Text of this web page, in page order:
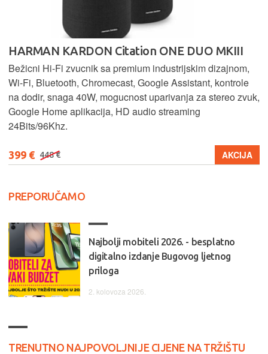
HARMAN KARDON Citation ONE DUO MKIII
Bežicni Hi-Fi zvucnik sa premium industrijskim dizajnom,
Wi-Fi, Bluetooth, Chromecast, Google Assistant, kontrole
na dodir, snaga 40W, mogucnost uparivanja za stereo zvuk,
Google Home aplikacija, HD audio streaming
24Bits/96Khz.
399 € 448 € AKCIJA
PREPORUČAMO
Najbolji mobiteli 2026. - besplatno
digitalno izdanje Bugovog ljetnog
priloga
2. kolovoza 2026.
TRENUTNO NAJPOVOLJNIJE CIJENE NA TRŽIŠTU